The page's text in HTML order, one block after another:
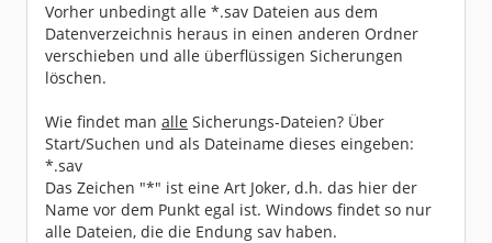
Vorher unbedingt alle *.sav Dateien aus dem
Datenverzeichnis heraus in einen anderen Ordner
verschieben und alle überflüssigen Sicherungen
löschen.
Wie findet man alle Sicherungs-Dateien? Über
Start/Suchen und als Dateiname dieses eingeben:
*.sav
Das Zeichen "*" ist eine Art Joker, d.h. das hier der
Name vor dem Punkt egal ist. Windows findet so nur
alle Dateien, die die Endung sav haben.